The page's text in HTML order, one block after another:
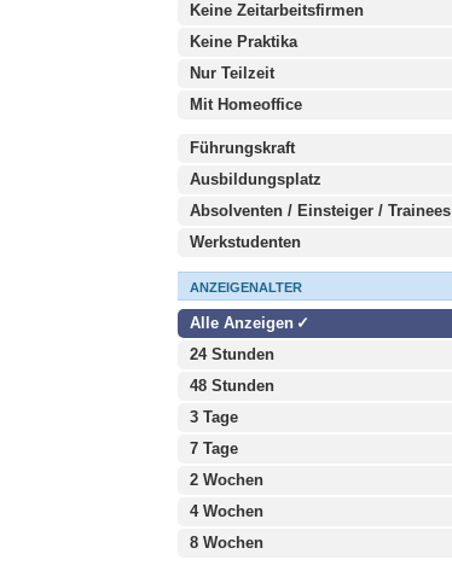
Keine Zeitarbeitsfirmen
Keine Praktika
Nur Teilzeit
Mit Homeoffice
Führungskraft
Ausbildungsplatz
Absolventen / Einsteiger / Trainees
Werkstudenten
ANZEIGENALTER
Alle Anzeigen
24 Stunden
48 Stunden
3 Tage
7 Tage
2 Wochen
4 Wochen
8 Wochen